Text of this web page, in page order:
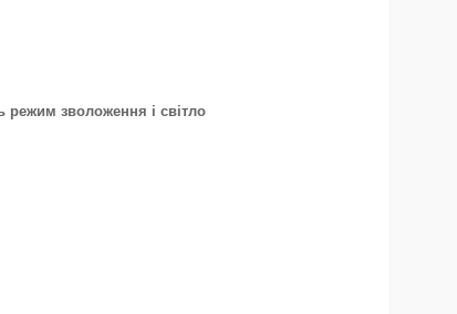
режим зволоження і світло